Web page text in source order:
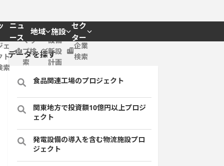
ニュ
ース
地域 施設
セク
ター
ェ
ト
索
マッ
プ検
索
設備
新設
計画
企業
検索
データを探す
食品関連工場のプロジェクト
関東地方で投資額10億円以上プロジ
ェクト
発電設備の導入を含む物流施設プロ
ジェクト